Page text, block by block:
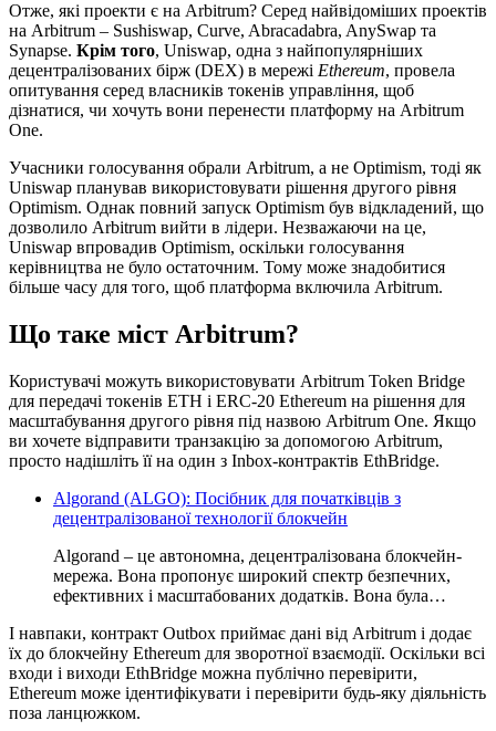
Отже, які проекти є на Arbitrum? Серед найвідоміших проектів
на Arbitrum – Sushiswap, Curve, Abracadabra, AnySwap та
Synapse. Крім того, Uniswap, одна з найпопулярніших
децентралізованих бірж (DEX) в мережі Ethereum, провела
опитування серед власників токенів управління, щоб
дізнатися, чи хочуть вони перенести платформу на Arbitrum
One.
Учасники голосування обрали Arbitrum, а не Optimism, тоді як
Uniswap планував використовувати рішення другого рівня
Optimism. Однак повний запуск Optimism був відкладений, що
дозволило Arbitrum вийти в лідери. Незважаючи на це,
Uniswap впровадив Optimism, оскільки голосування
керівництва не було остаточним. Тому може знадобитися
більше часу для того, щоб платформа включила Arbitrum.
Що таке міст Arbitrum?
Користувачі можуть використовувати Arbitrum Token Bridge
для передачі токенів ETH і ERC-20 Ethereum на рішення для
масштабування другого рівня під назвою Arbitrum One. Якщо
ви хочете відправити транзакцію за допомогою Arbitrum,
просто надішліть її на один з Inbox-контрактів EthBridge.
Algorand (ALGO): Посібник для початківців з
децентралізованої технології блокчейн
Algorand – це автономна, децентралізована блокчейн-
мережа. Вона пропонує широкий спектр безпечних,
ефективних і масштабованих додатків. Вона була…
І навпаки, контракт Outbox приймає дані від Arbitrum і додає
їх до блокчейну Ethereum для зворотної взаємодії. Оскільки всі
входи і виходи EthBridge можна публічно перевірити,
Ethereum може ідентифікувати і перевірити будь-яку діяльність
поза ланцюжком.